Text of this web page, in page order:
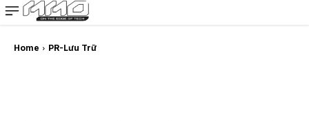
MMOSITE - Thông tin công nghệ
Bài viết nổi bật
Home PR-Lưu Trữ